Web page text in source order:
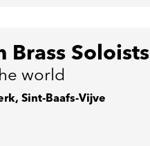
Brass Soloists
world
Sint-Baafs-Vijve